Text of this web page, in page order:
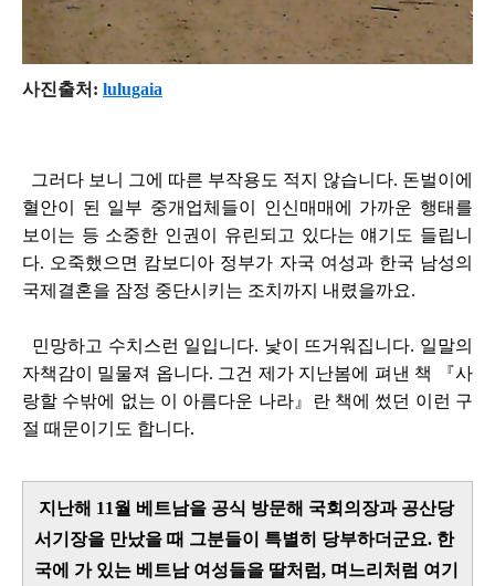
사진출처: lulugaia
그러다 보니 그에 따른 부작용도 적지 않습니다. 돈벌이에
혈안이 된 일부 중개업체들이 인신매매에 가까운 행태를
보이는 등 소중한 인권이 유린되고 있다는 얘기도 들립니
다. 오죽했으면 캄보디아 정부가 자국 여성과 한국 남성의
국제결혼을 잠정 중단시키는 조치까지 내렸을까요.
민망하고 수치스런 일입니다. 낯이 뜨거워집니다. 일말의
자책감이 밀물져 옵니다. 그건 제가 지난봄에 펴낸 책 『사
랑할 수밖에 없는 이 아름다운 나라』란 책에 썼던 이런 구
절 때문이기도 합니다.
지난해 11월 베트남을 공식 방문해 국회의장과 공산당
서기장을 만났을 때 그분들이 특별히 당부하더군요. 한
국에 가 있는 베트남 여성들을 딸처럼, 며느리처럼 여기